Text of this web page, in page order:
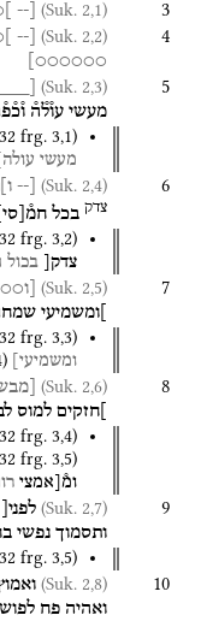
3
(Suk. 2,1)
[--
4
(Suk. 2,2)
[--
○○○○○○]
5
(Suk. 2,3)
מעשי עו֯ל֯ה֯
frg. 3,1)
מעשי עולה]
6
(Suk. 2,4)
[--
צדק בכל חמ֯ סי
frg. 3,2)
צדק[
בכול
7
(Suk. 2,5)
]ומשמיעי
frg. 3,3)
ומשמיעי]
)
8
(Suk. 2,6)
]חזקים למוס
frg. 3,4)
frg. 3,5)
ומ֯[אמצי
9
(Suk. 2,7) לפני[
ותסמוך נפשי
frg. 3,5)
10
(Suk. 2,8)
ואהיה פח